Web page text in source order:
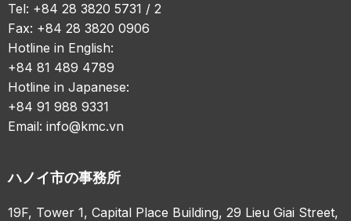
Tel: +84 28 3820 5731 / 2
Fax: +84 28 3820 0906
Hotline in English:
+84 81 489 4789
Hotline in Japanese:
+84 91 988 9331
Email:info@kmc.vn
ハノイ市の事務所
19F, Tower 1, Capital Place Building, 29 Lieu Giai Street,